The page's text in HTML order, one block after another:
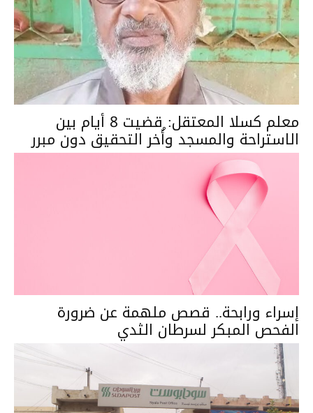
معلم كسلا المعتقل: قضيت 8 أيام بين
الاستراحة والمسجد وأُخر التحقيق دون مبرر
إسراء ورابحة.. قصص ملهمة عن ضرورة
الفحص المبكر لسرطان الثدي